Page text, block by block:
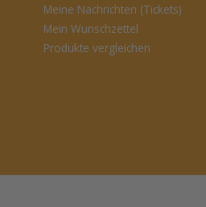
Meine Nachrichten (Tickets)
Mein Wunschzettel
Produkte vergleichen